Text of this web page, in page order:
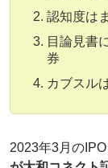
認知度は
目論見書
券
カブスル
2023年3月のIPO